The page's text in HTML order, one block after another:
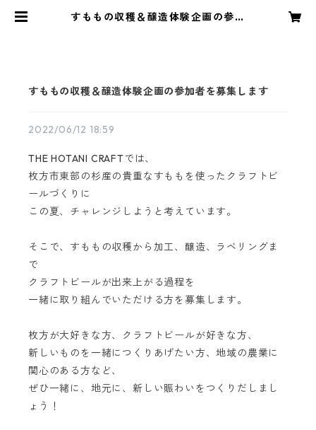
すももの収穫＆醸造体験企画の参加
すももの収穫＆醸造体験企画の参加者を募集します
2022/06/12 18:59
THE HOTANI CRAFTでは、
枚方市東部の杉産の貴重なすももを使ったクラフトビ
ールづくりに
この夏、チャレンジしようと考えています。
そこで、すももの収穫から加工、醸造、ラベリングま
で
クラフトビールが出来上がる過程を
一緒に取り組んでいただける方を募集します。
枚方が大好きな方、クラフトビールが好きな方、
新しいものを一緒につくりあげたい方、地域の農業に
関心のある方など、
ぜひ一緒に、地元に、新しい賑わいをつくりだしまし
ょう！